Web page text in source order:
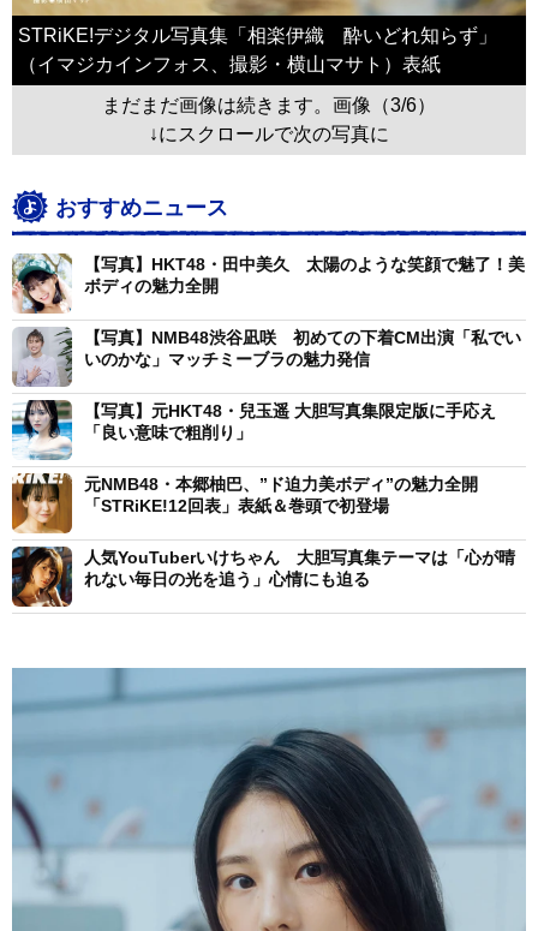
STRiKE!デジタル写真集「相楽伊織 酔いどれ知らず」
（イマジカインフォス、撮影・横山マサト）表紙
まだまだ画像は続きます。画像（3/6）
↓にスクロールで次の写真に
おすすめニュース
【写真】HKT48・田中美久 太陽のような笑顔で魅了！美
ボディの魅力全開
【写真】NMB48渋谷凪咲 初めての下着CM出演「私でい
いのかな」マッチミーブラの魅力発信
【写真】元HKT48・兒玉遥 大胆写真集限定版に手応え
「良い意味で粗削り」
元NMB48・本郷柚巴、”ド迫力美ボディ”の魅力全開
「STRiKE!12回表」表紙＆巻頭で初登場
人気YouTuberいけちゃん 大胆写真集テーマは「心が晴
れない毎日の光を追う」心情にも迫る